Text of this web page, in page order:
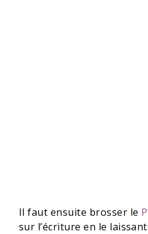
Il faut ensuite brosser le
sur l’écriture en le